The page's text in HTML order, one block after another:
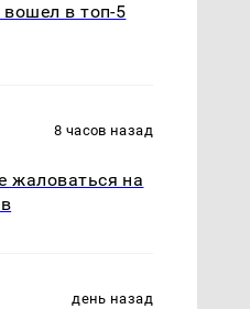
в топ-5
8 часов назад
жаловаться на
день назад